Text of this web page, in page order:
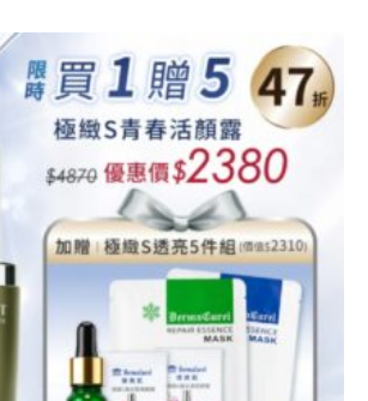
始
價
格：
NT$2,560。
前
價
格：
NT$2,380。